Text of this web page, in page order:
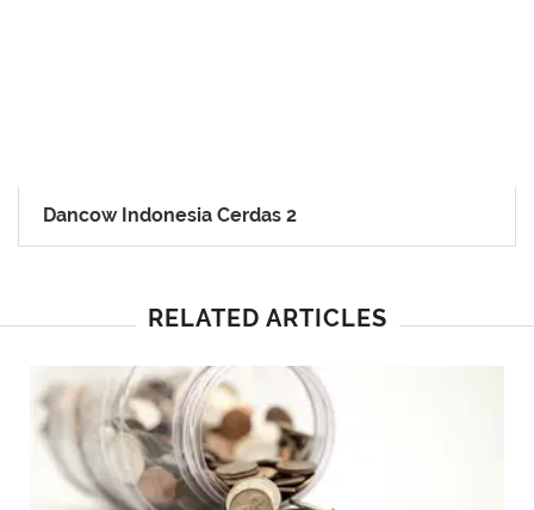
Dancow Indonesia Cerdas 2
RELATED ARTICLES